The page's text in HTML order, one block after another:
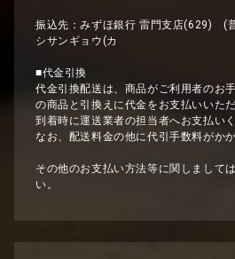
振込先：みずほ銀行 雷門支店(629) (
シサンギョウ(カ
■代金引換
代金引換配送は、商品がご利用者のお
の商品と引換えに代金をお支払いいた
到着時に運送業者の担当者へお支払いく
なお、配送料金の他に代引手数料がかか
その他のお支払い方法等に関しまして
い。